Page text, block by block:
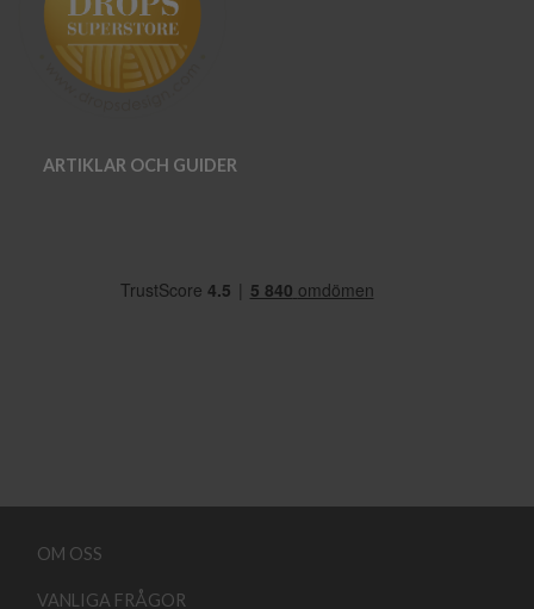
ARTIKLAR OCH GUIDER
OM OSS
VANLIGA FRÅGOR